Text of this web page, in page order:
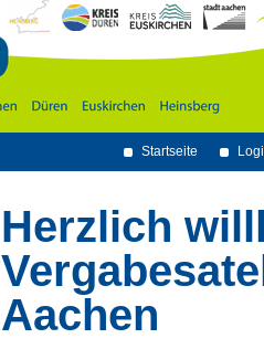
Startseite
Herzlich
Aachen